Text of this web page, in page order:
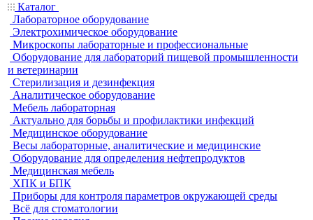
Каталог
Лабораторное оборудование
Электрохимическое оборудование
Микроскопы лабораторные и профессиональные
Оборудование для лабораторий пищевой промышленности
и ветеринарии
Стерилизация и дезинфекция
Аналитическое оборудование
Мебель лабораторная
Актуально для борьбы и профилактики инфекций
Медицинское оборудование
Весы лабораторные, аналитические и медицинские
Оборудование для определения нефтепродуктов
Медицинская мебель
ХПК и БПК
Приборы для контроля параметров окружающей среды
Всё для стоматологии